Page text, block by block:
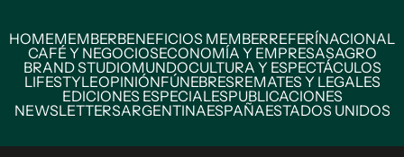
HOMEMEMBERBENEFICIOS MEMBERREFERÍNACIONAL
CAFÉ Y NEGOCIOSECONOMÍA Y EMPRESASAGRO
BRAND STUDIOMUNDOCULTURA Y ESPECTÁCULOS
LIFESTYLEOPINIÓNFÚNEBRESREMATES Y LEGALES
EDICIONES ESPECIALESPUBLICACIONES
NEWSLETTERSARGENTINAESPAÑAESTADOS UNIDOS